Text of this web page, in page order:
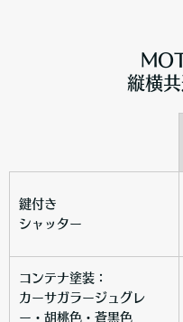
縦横
鍵付き
シャッター
コンテナ塗装：
カーサガラージュグレ
ー・胡桃色・蒼黒色